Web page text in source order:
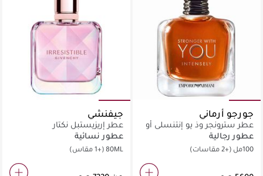
جورجو أرماني
عطر سترونجر وذ يو إنتنسلي أو
دو برفان
عطور رجالية
100مل (+2 مقاسات)
جيفنشي
عطر إريزيستبل نكتار
عطور نسائية
80ML(+1 مقاس)